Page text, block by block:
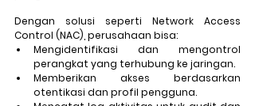
Dengan solusi seperti Network Access
Control (NAC) , perusahaan bisa:
Mengidentifikasi dan mengontrol
perangkat yang terhubung ke jaringan.
Memberikan akses berdasarkan
otentikasi dan profil pengguna.